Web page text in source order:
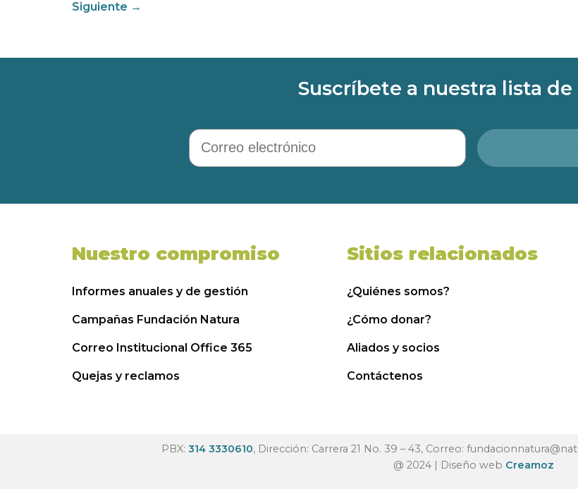
Siguiente →
Suscríbete a nuestra lista de
Correo electrónico
Nuestro compromiso
Informes anuales y de gestión
Campañas Fundación Natura
Correo Institucional Office 365
Quejas y reclamos
Sitios relacionados
¿Quiénes somos?
¿Cómo donar?
Aliados y socios
Contáctenos
PBX: 314 3330610, Dirección: Carrera 21 No. 39 – 43, Correo:
@ 2024 | Diseño web Creamoz